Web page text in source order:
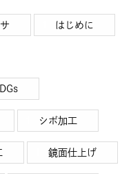
はじめに
シボ加工
鏡面仕上げ